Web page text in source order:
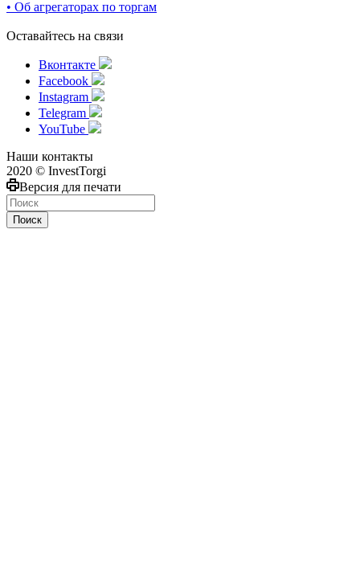
• Об агрегаторах по торгам
Оставайтесь на связи
Вконтакте
Facebook
Instagram
Telegram
YouTube
Наши контакты
2020 © InvestTorgi
Версия для печати
Поиск